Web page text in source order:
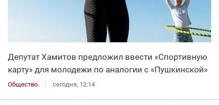
Депутат Хамитов предложил ввести «Спортивную
карту» для молодежи по аналогии с «Пушкинской»
Общество сегодня, 12:14